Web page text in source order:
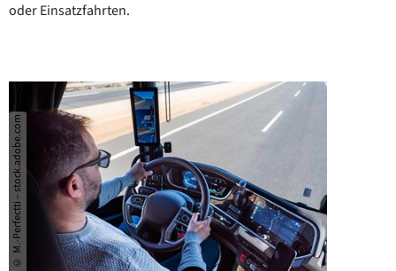
oder Einsatzfahrten.
© M.-Perfectti – stock.adobe.com